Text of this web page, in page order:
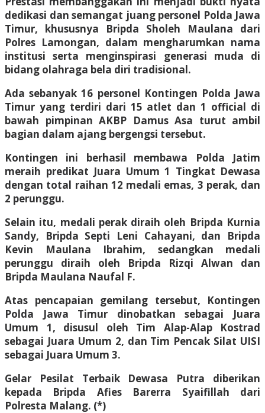
dedikasi dan semangat juang personel Polda Jawa
Timur, khususnya Bripda Sholeh Maulana dari
Polres Lamongan, dalam mengharumkan nama
institusi serta menginspirasi generasi muda di
bidang olahraga bela diri tradisional.
Ada sebanyak 16 personel Kontingen Polda Jawa
Timur yang terdiri dari 15 atlet dan 1 official di
bawah pimpinan AKBP Damus Asa turut ambil
bagian dalam ajang bergengsi tersebut.
Kontingen ini berhasil membawa Polda Jatim
meraih predikat Juara Umum 1 Tingkat Dewasa
dengan total raihan 12 medali emas, 3 perak, dan
2 perunggu.
Selain itu, medali perak diraih oleh Bripda Kurnia
Sandy, Bripda Septi Leni Cahayani, dan Bripda
Kevin Maulana Ibrahim, sedangkan medali
perunggu diraih oleh Bripda Rizqi Alwan dan
Bripda Maulana Naufal F.
Atas pencapaian gemilang tersebut, Kontingen
Polda Jawa Timur dinobatkan sebagai Juara
Umum 1, disusul oleh Tim Alap-Alap Kostrad
sebagai Juara Umum 2, dan Tim Pencak Silat UISI
sebagai Juara Umum 3.
Gelar Pesilat Terbaik Dewasa Putra diberikan
kepada Bripda Afies Barerra Syaifillah dari
Polresta Malang. (*)